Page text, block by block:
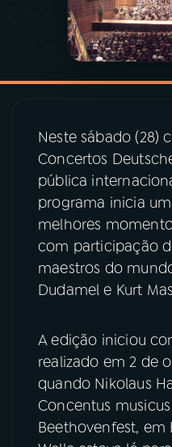
VIDEOCASTS
ACOMPANHE A RÁDIO MEC
YouTube
Instagram
TikTok
Neste sábado (28)
Concertos
pública
programa inicia
melhores
com participação
maestros do
Dudamel e Kurt
A edição iniciou
realizado em 2 de
quando Nikolaus
Concentus
Beethovenfest, em